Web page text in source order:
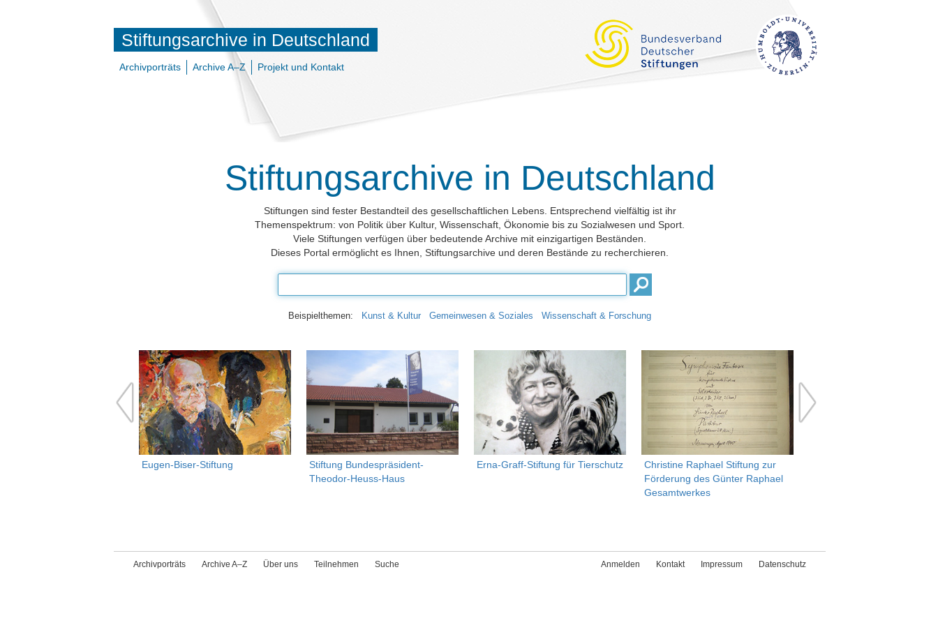
Stiftungsarchive in Deutschland
Archivporträts Archive A–Z Projekt und Kontakt
Stiftungsarchive in Deutschland
Stiftungen sind fester Bestandteil des gesellschaftlichen Lebens. Entsprechend vielfältig ist ihr
Themenspektrum: von Politik über Kultur, Wissenschaft, Ökonomie bis zu Sozialwesen und Sport.
Viele Stiftungen verfügen über bedeutende Archive mit einzigartigen Beständen.
Dieses Portal ermöglicht es Ihnen, Stiftungsarchive und deren Bestände zu recherchieren.
Beispielthemen: Kunst & Kultur Gemeinwesen & Soziales Wissenschaft & Forschung
Eugen-Biser-Stiftung
Stiftung Bundespräsident-
Theodor-Heuss-Haus
Erna-Graff-Stiftung für Tierschutz
Christine Raphael Stiftung zur
Förderung des Günter Raphael
Gesamtwerkes
Archivporträts Archive A–Z Über uns Teilnehmen Suche Anmelden Kontakt Impressum Datenschutz